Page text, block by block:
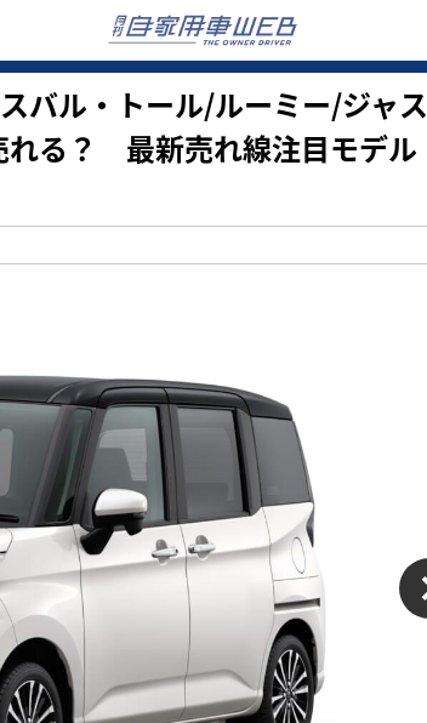
バル・トール/ルーミー/ジャス
る？ 最新売れ線注目モデル